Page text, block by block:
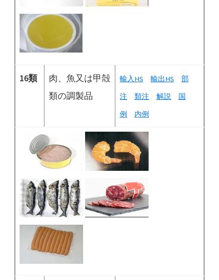
16類
肉、魚又は甲殻
類の調製品
輸入HS 輸出HS
部
注
類注 解説
国
例
内例